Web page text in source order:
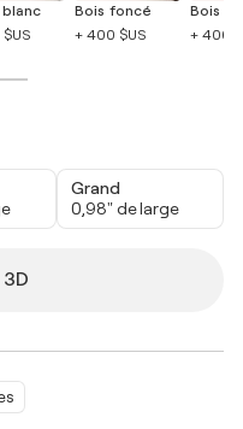
Bois foncé
+ 400 $US
Bois
+ 400
Grand
0,98" de large